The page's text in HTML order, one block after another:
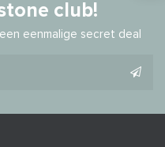
club!
eenmalige secret deal